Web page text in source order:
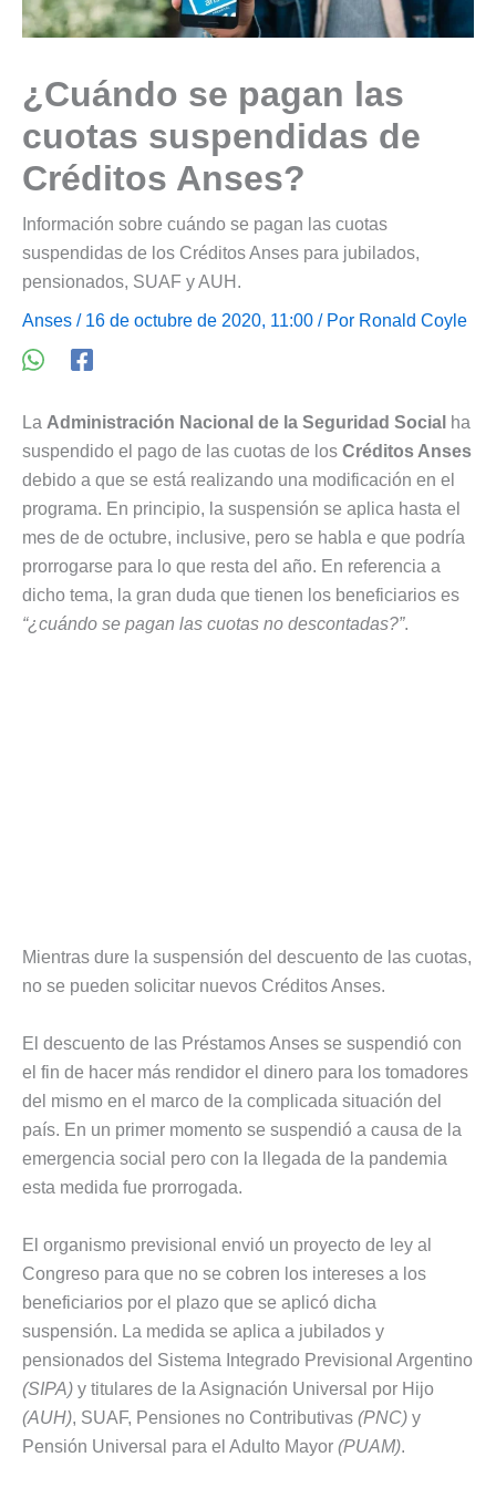
¿Cuándo se pagan las
cuotas suspendidas de
Créditos Anses?
Información sobre cuándo se pagan las cuotas
suspendidas de los Créditos Anses para jubilados,
pensionados, SUAF y AUH.
Anses / 16 de octubre de 2020, 11:00 / Por Ronald Coyle
La Administración Nacional de la Seguridad Social ha
suspendido el pago de las cuotas de los Créditos Anses
debido a que se está realizando una modificación en el
programa. En principio, la suspensión se aplica hasta el
mes de de octubre, inclusive, pero se habla e que podría
prorrogarse para lo que resta del año. En referencia a
dicho tema, la gran duda que tienen los beneficiarios es
“¿cuándo se pagan las cuotas no descontadas?”.
Mientras dure la suspensión del descuento de las cuotas,
no se pueden solicitar nuevos Créditos Anses.
El descuento de las Préstamos Anses se suspendió con
el fin de hacer más rendidor el dinero para los tomadores
del mismo en el marco de la complicada situación del
país. En un primer momento se suspendió a causa de la
emergencia social pero con la llegada de la pandemia
esta medida fue prorrogada.
El organismo previsional envió un proyecto de ley al
Congreso para que no se cobren los intereses a los
beneficiarios por el plazo que se aplicó dicha
suspensión. La medida se aplica a jubilados y
pensionados del Sistema Integrado Previsional Argentino
(SIPA) y titulares de la Asignación Universal por Hijo
(AUH), SUAF, Pensiones no Contributivas (PNC) y
Pensión Universal para el Adulto Mayor (PUAM).